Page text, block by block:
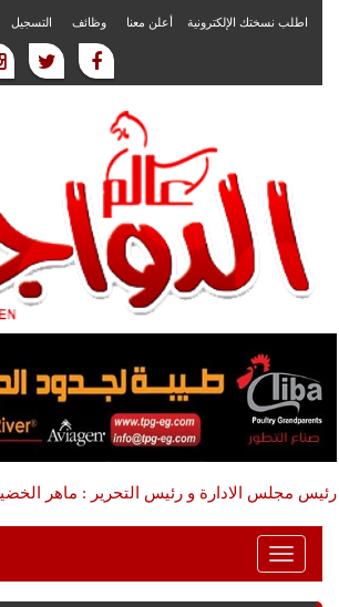
اطلب نسختك الإلكترونية أعلن معنا وظائف التسجيل
رئيس مجلس الادارة و رئيس التحرير : ماهر
Toggle
Navigation